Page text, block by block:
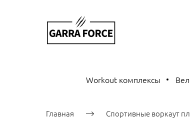
Workout комплексы
Главная Спортивные воркаут